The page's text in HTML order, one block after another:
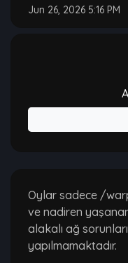
Jun 26, 2026 5:16 PM
Oylar sadece /
ve nadiren
alakalı ağ
yapılmamaktadır.